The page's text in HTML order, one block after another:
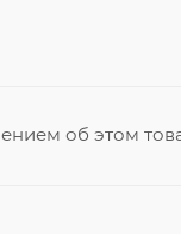
об этом